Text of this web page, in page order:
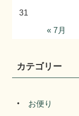
31
« 7月
カテゴリー
お便り